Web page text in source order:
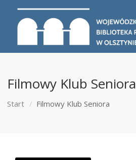
Filmowy Klub Seniora
Start Filmowy Klub Seniora